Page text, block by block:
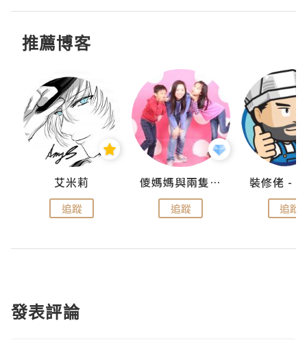
推薦博客
艾米莉
追蹤
儍媽媽與兩隻小魔怪之家
追蹤 追蹤
發表評論